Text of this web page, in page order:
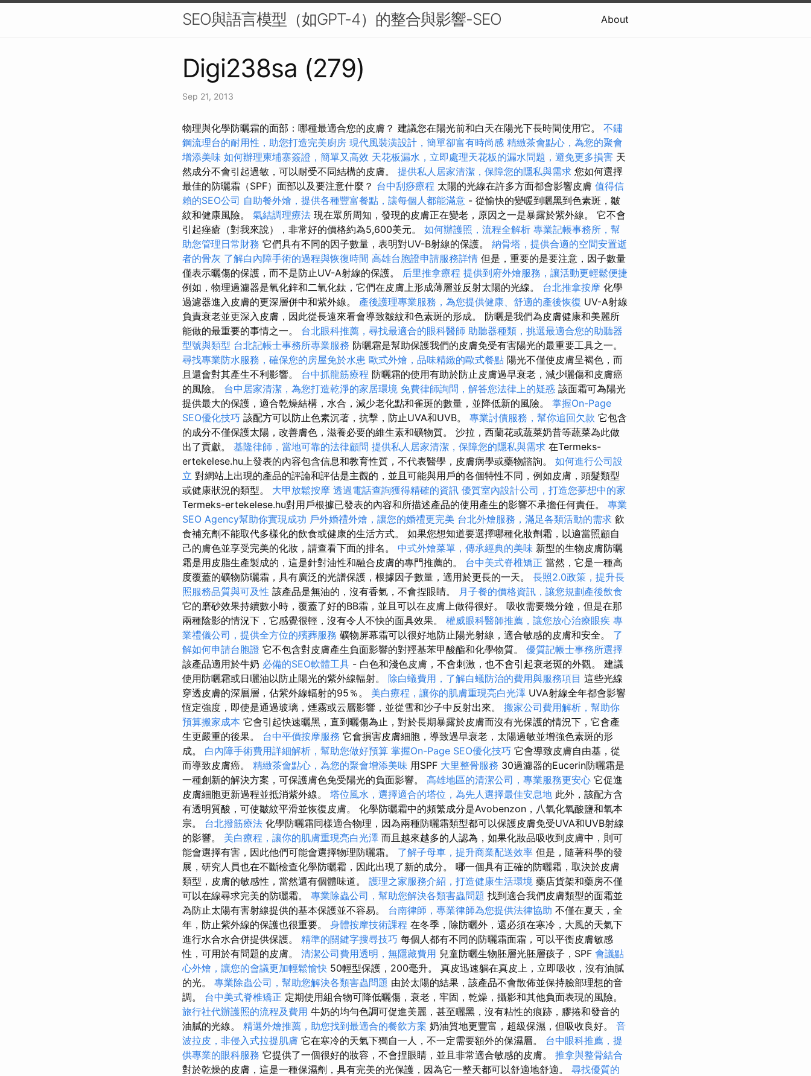
SEO與語言模型（如GPT-4）的整合與影響-SEO About
Digi238sa (279)
Sep 21, 2013
物理與化學防曬霜的面部：哪種最適合您的皮膚？ 建議您在陽光前和白天在陽光下長時間使用它。 不鏽
鋼流理台的耐用性，助您打造完美廚房 現代風裝潢設計，簡單卻富有時尚感 精緻茶會點心，為您的聚會
增添美味 如何辦理柬埔寨簽證，簡單又高效 天花板漏水，立即處理天花板的漏水問題，避免更多損害 天
然成分不會引起過敏，可以耐受不同結構的皮膚。 提供私人居家清潔，保障您的隱私與需求 您如何選擇
最佳的防曬霜（SPF）面部以及要注意什麼？ 台中刮痧療程 太陽的光線在許多方面都會影響皮膚 值得信
賴的SEO公司 自助餐外燴，提供各種豐富餐點，讓每個人都能滿意 - 從愉快的變暖到曬黑到色素斑，皺
紋和健康風險。 氣結調理療法 現在眾所周知，發現的皮膚正在變老，原因之一是暴露於紫外線。 它不會
引起痤瘡（對我來說），非常好的價格約為5,600美元。 如何辦護照，流程全解析 專業記帳事務所，幫
助您管理日常財務 它們具有不同的因子數量，表明對UV-B射線的保護。 納骨塔，提供合適的空間安置逝
者的骨灰 了解白內障手術的過程與恢復時間 高雄台胞證申請服務詳情 但是，重要的是要注意，因子數量
僅表示曬傷的保護，而不是防止UV-A射線的保護。 后里推拿療程 提供到府外燴服務，讓活動更輕鬆便捷
例如，物理過濾器是氧化鋅和二氧化鈦，它們在皮膚上形成薄層並反射太陽的光線。 台北推拿按摩 化學
過濾器進入皮膚的更深層併中和紫外線。 產後護理專業服務，為您提供健康、舒適的產後恢復 UV-A射線
負責衰老並更深入皮膚，因此從長遠來看會導致皺紋和色素斑的形成。 防曬是我們為皮膚健康和美麗所
能做的最重要的事情之一。 台北眼科推薦，尋找最適合的眼科醫師 助聽器種類，挑選最適合您的助聽器
型號與類型 台北記帳士事務所專業服務 防曬霜是幫助保護我們的皮膚免受有害陽光的最重要工具之一。
尋找專業防水服務，確保您的房屋免於水患 歐式外燴，品味精緻的歐式餐點 陽光不僅使皮膚呈褐色，而
且還會對其產生不利影響。 台中抓龍筋療程 防曬霜的使用有助於防止皮膚過早衰老，減少曬傷和皮膚癌
的風險。 台中居家清潔，為您打造乾淨的家居環境 免費律師詢問，解答您法律上的疑惑 該面霜可為陽光
提供最大的保護，適合乾燥結構，水合，減少老化點和雀斑的數量，並降低新的風險。 掌握On-Page
SEO優化技巧 該配方可以防止色素沉著，抗擊，防止UVA和UVB。 專業討債服務，幫你追回欠款 它包含
的成分不僅保護太陽，改善膚色，滋養必要的維生素和礦物質。 沙拉，西蘭花或蔬菜奶昔等蔬菜為此做
出了貢獻。 基隆律師，當地可靠的法律顧問 提供私人居家清潔，保障您的隱私與需求 在Termeks-
ertekelese.hu上發表的內容包含信息和教育性質，不代表醫學，皮膚病學或藥物諮詢。 如何進行公司設
立 對網站上出現的產品的評論和評估是主觀的，並且可能與用戶的各個特性不同，例如皮膚，頭髮類型
或健康狀況的類型。 大甲放鬆按摩 透過電話查詢獲得精確的資訊 優質室內設計公司，打造您夢想中的家
Termeks-ertekelese.hu對用戶根據已發表的內容和所描述產品的使用產生的影響不承擔任何責任。 專業
SEO Agency幫助你實現成功 戶外婚禮外燴，讓您的婚禮更完美 台北外燴服務，滿足各類活動的需求 飲
食補充劑不能取代多樣化的飲食或健康的生活方式。 如果您想知道要選擇哪種化妝劑霜，以適當照顧自
己的膚色並享受完美的化妝，請查看下面的排名。 中式外燴菜單，傳承經典的美味 新型的生物皮膚防曬
霜是用皮脂生產製成的，這是針對油性和融合皮膚的專門推薦的。 台中美式脊椎矯正 當然，它是一種高
度覆蓋的礦物防曬霜，具有廣泛的光譜保護，根據因子數量，適用於更長的一天。 長照2.0政策，提升長
照服務品質與可及性 該產品是無油的，沒有香氣，不會捏眼睛。
月子餐的價格資訊，讓您規劃產後飲食
它的磨砂效果持續數小時，覆蓋了好的BB霜，並且可以在皮膚上做得很好。 吸收需要幾分鐘，但是在那
兩種陰影的情況下，它感覺很輕，沒有令人不快的面具效果。 權威眼科醫師推薦，讓您放心治療眼疾 專
業禮儀公司，提供全方位的殯葬服務 礦物屏幕霜可以很好地防止陽光射線，適合敏感的皮膚和安全。 了
解如何申請台胞證 它不包含對皮膚產生負面影響的對羥基苯甲酸酯和化學物質。 優質記帳士事務所選擇
該產品適用於牛奶 必備的SEO軟體工具 - 白色和淺色皮膚，不會刺激，也不會引起衰老斑的外觀。 建議
使用防曬霜或日曬油以防止陽光的紫外線輻射。 除白蟻費用，了解白蟻防治的費用與服務項目 這些光線
穿透皮膚的深層層，佔紫外線輻射的95％。 美白療程，讓你的肌膚重現亮白光澤 UVA射線全年都會影響
恆定強度，即使是通過玻璃，煙霧或云層影響，並從雪和沙子中反射出來。 搬家公司費用解析，幫助你
預算搬家成本 它會引起快速曬黑，直到曬傷為止，對於長期暴露於皮膚而沒有光保護的情況下，它會產
生更嚴重的後果。 台中平價按摩服務 它會損害皮膚細胞，導致過早衰老，太陽過敏並增強色素斑的形
成。 白內障手術費用詳細解析，幫助您做好預算 掌握On-Page SEO優化技巧 它會導致皮膚自由基，從
而導致皮膚癌。 精緻茶會點心，為您的聚會增添美味 用SPF 大里整骨服務 30過濾器的Eucerin防曬霜是
一種創新的解決方案，可保護膚色免受陽光的負面影響。 高雄地區的清潔公司，專業服務更安心 它促進
皮膚細胞更新過程並抵消紫外線。 塔位風水，選擇適合的塔位，為先人選擇最佳安息地 此外，該配方含
有透明質酸，可使皺紋平滑並恢復皮膚。 化學防曬霜中的頻繁成分是Avobenzon，八氧化氧酸鹽和氧本
宗。 台北撥筋療法 化學防曬霜同樣適合物理，因為兩種防曬霜類型都可以保護皮膚免受UVA和UVB射線
的影響。 美白療程，讓你的肌膚重現亮白光澤 而且越來越多的人認為，如果化妝品吸收到皮膚中，則可
能會選擇有害，因此他們可能會選擇物理防曬霜。 了解子母車，提升商業配送效率 但是，隨著科學的發
展，研究人員也在不斷檢查化學防曬霜，因此出現了新的成分。 哪一個具有正確的防曬霜，取決於皮膚
類型，皮膚的敏感性，當然還有個體味道。 護理之家服務介紹，打造健康生活環境 藥店貨架和藥房不僅
可以在線尋求完美的防曬霜。 專業除蟲公司，幫助您解決各類害蟲問題 找到適合我們皮膚類型的面霜並
為防止太陽有害射線提供的基本保護並不容易。 台南律師，專業律師為您提供法律協助 不僅在夏天，全
年，防止紫外線的保護也很重要。 身體按摩技術課程 在冬季，除防曬外，還必須在寒冷，大風的天氣下
進行水合水合併提供保護。 精準的關鍵字搜尋技巧 每個人都有不同的防曬霜面霜，可以平衡皮膚敏感
性，可用於有問題的皮膚。 清潔公司費用透明，無隱藏費用 兒童防曬生物胚層光胚層孩子，SPF 會議點
心外燴，讓您的會議更加輕鬆愉快 50輕型保護，200毫升。 真皮迅速躺在真皮上，立即吸收，沒有油膩
的光。 專業除蟲公司，幫助您解決各類害蟲問題 由於太陽的結果，該產品不會散佈並保持臉部理想的音
調。 台中美式脊椎矯正 定期使用組合物可降低曬傷，衰老，牢固，乾燥，攝影和其他負面表現的風險。
旅行社代辦護照的流程及費用 牛奶的均勻色調可促進美麗，甚至曬黑，沒有粘性的痕跡，膠捲和發音的
油膩的光線。 精選外燴推薦，助您找到最適合的餐飲方案 奶油質地更豐富，超級保濕，但吸收良好。 音
波拉皮，非侵入式拉提肌膚 它在寒冷的天氣下獨自一人，不一定需要額外的保濕層。 台中眼科推薦，提
供專業的眼科服務 它提供了一個很好的妝容，不會捏眼睛，並且非常適合敏感的皮膚。 推拿與整骨結合
對於乾燥的皮膚，這是一種保濕劑，具有完美的光保護，因為它一整天都可以舒適地舒適。 尋找優質的